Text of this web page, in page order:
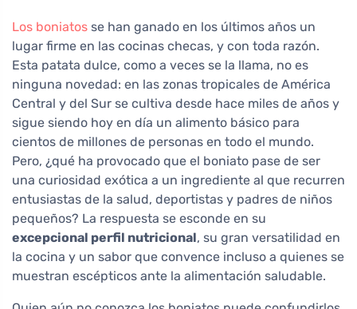
Los boniatos se han ganado en los últimos años un
lugar firme en las cocinas checas, y con toda razón.
Esta patata dulce, como a veces se la llama, no es
ninguna novedad: en las zonas tropicales de América
Central y del Sur se cultiva desde hace miles de años y
sigue siendo hoy en día un alimento básico para
cientos de millones de personas en todo el mundo.
Pero, ¿qué ha provocado que el boniato pase de ser
una curiosidad exótica a un ingrediente al que recurren
entusiastas de la salud, deportistas y padres de niños
pequeños? La respuesta se esconde en su
excepcional perfil nutricional, su gran versatilidad en
la cocina y un sabor que convence incluso a quienes se
muestran escépticos ante la alimentación saludable.